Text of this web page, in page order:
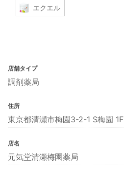
エクエル
店舗タイプ
調剤薬局
住所
東京都清瀬市梅園3-2-1 S梅園 1F
店名
元気堂清瀬梅園薬局